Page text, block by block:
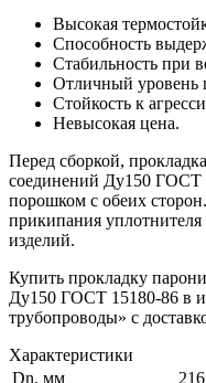
Высокая
Способность
Стабильность при
Отличный уровень
Стойкость к
Невысокая цена.
Перед сборкой,
соединений Ду150 ГОСТ
порошком с обеих
прикипания
изделий.
Купить прокладку
Ду150 ГОСТ 15180-86 в
трубопроводы» с
Характеристики
Dn, мм
216